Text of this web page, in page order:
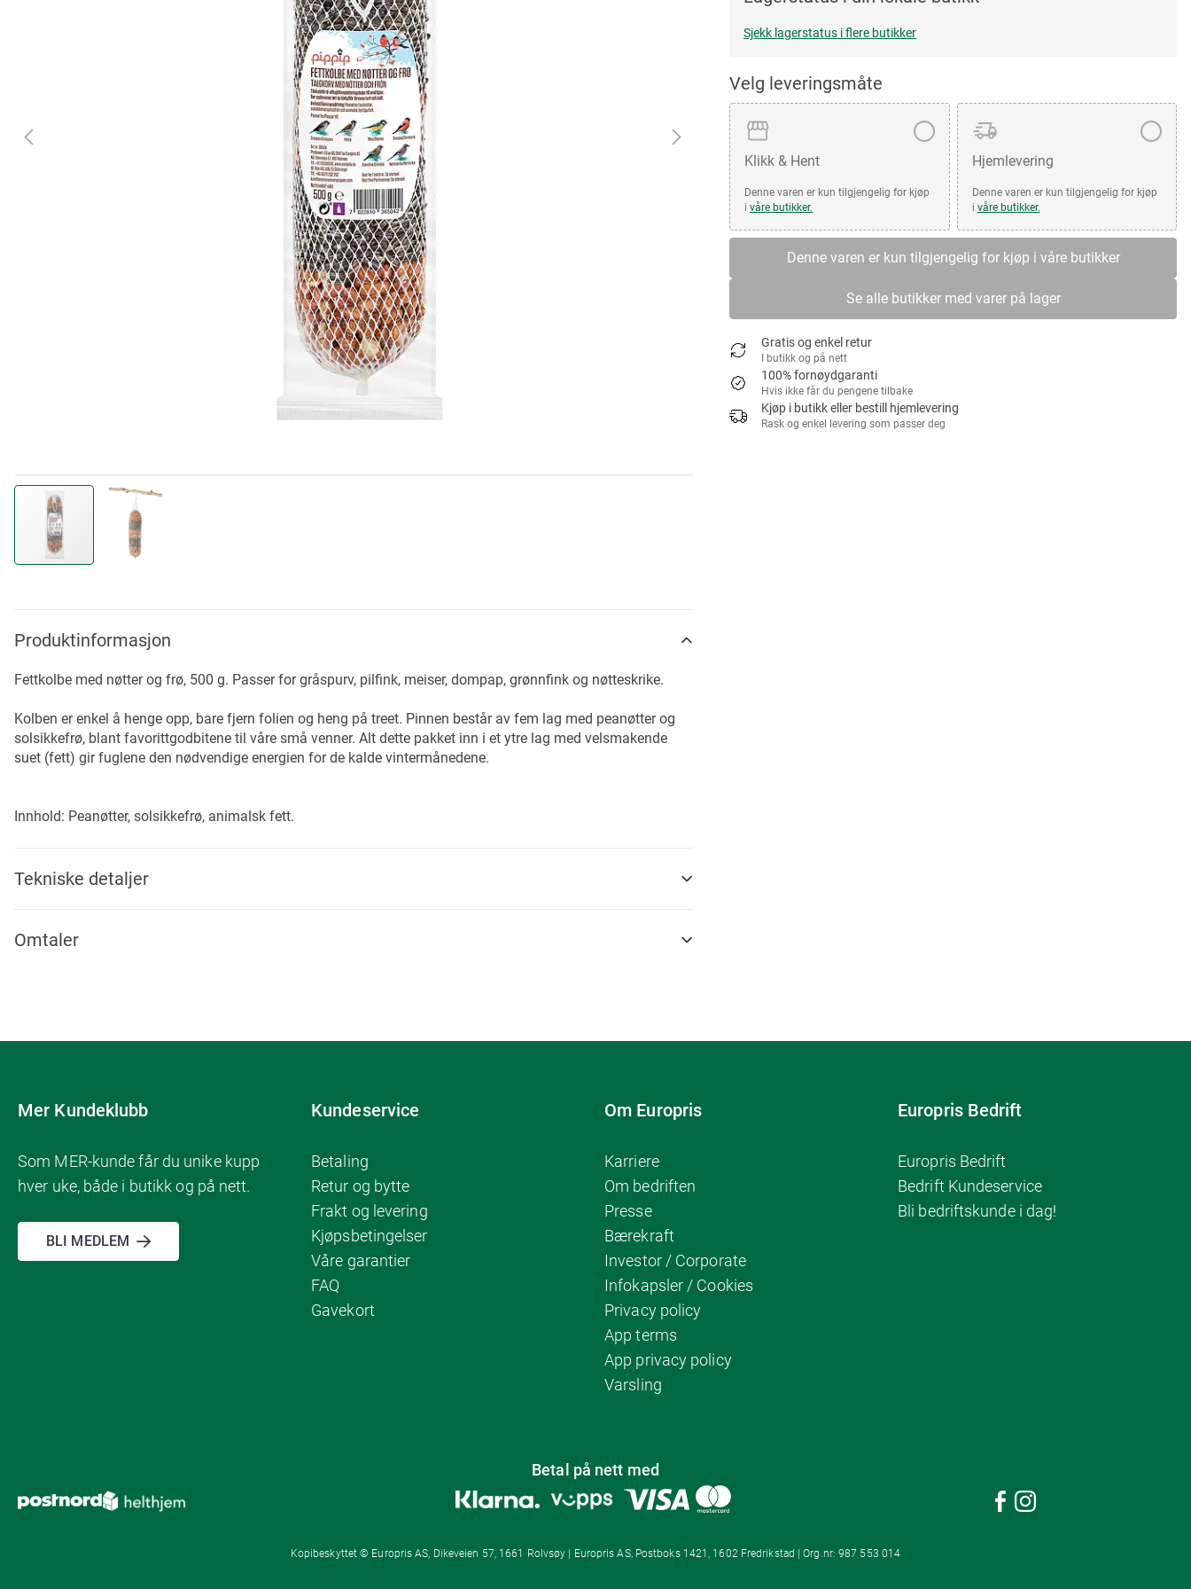
Sjekk lagerstatus i flere butikker
Velg leveringsmåte
Klikk & Hent
Denne varen er kun tilgjengelig for kjøp
ivåre butikker.
Hjemlevering
Denne varen er kun tilgjengelig for kjøp
i våre butikker.
Denne varen er kun tilgjengelig for kjøp i våre butikker
Se alle butikker med varer på lager
Gratis og enkel retur
I butikk og på nett
100% fornøydgaranti
Hvis ikke får du pengene tilbake
Kjøp i butikk eller bestill hjemlevering
Rask og enkel levering som passer deg
the
beginning
the
gallery
Produktinformasjon
Fettkolbe med nøtter og frø, 500 g. Passer for gråspurv, pilfink, meiser, dompap, grønnfink og nøtteskrike.
Kolben er enkel å henge opp, bare fjern folien og heng på treet. Pinnen består av fem lag med peanøtter og
solsikkefrø, blant favorittgodbitene til våre små venner. Alt dette pakket inn i et ytre lag med velsmakende
suet (fett) gir fuglene den nødvendige energien for de kalde vintermånedene.
Innhold: Peanøtter, solsikkefrø, animalsk fett.
Tekniske detaljer
Omtaler
Mer Kundeklubb
Som MER-kunde får du unike kupp
hver uke, både i butikk og på nett.
BLI MEDLEM
Kundeservice
Betaling
Retur og bytte
Frakt og levering
Kjøpsbetingelser
Våre garantier
FAQ
Gavekort
Om Europris
Karriere
Om bedriften
Presse
Bærekraft
Investor / Corporate
Infokapsler / Cookies
Privacy policy
App terms
App privacy policy
Varsling
Europris Bedrift
Europris Bedrift
Bedrift Kundeservice
Bli bedriftskunde i dag!
Betal på nett med
Kopibeskyttet © Europris AS, Dikeveien 57, 1661 Rolvsøy | Europris AS, Postboks 1421, 1602 Fredrikstad | Org.nr: 987 553 014